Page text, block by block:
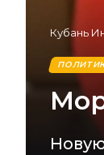
Кубань